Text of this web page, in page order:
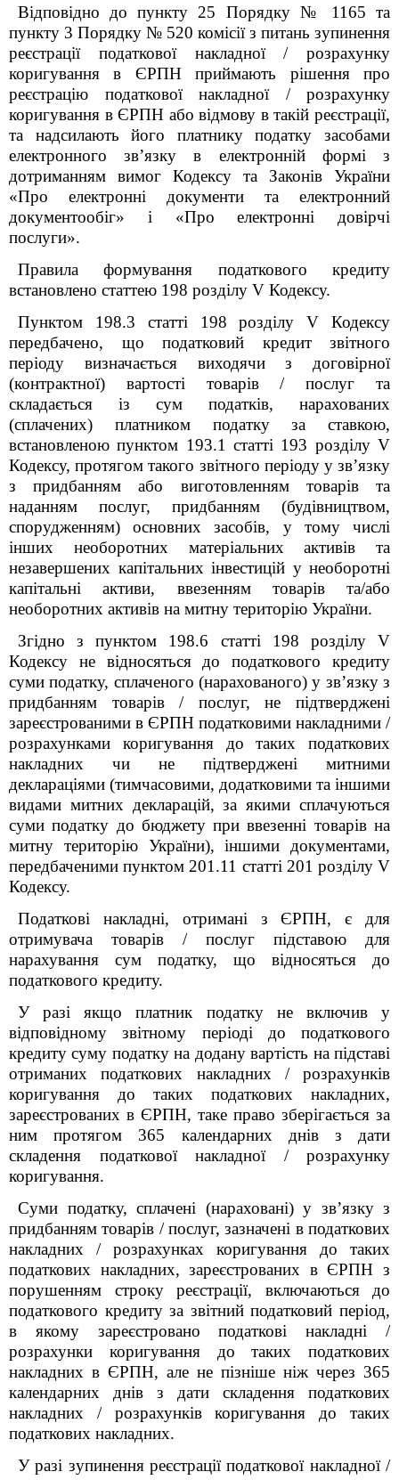
Відповідно до пункту 25 Порядку № 1165 та
пункту 3 Порядку № 520 комісії з питань зупинення
реєстрації податкової накладної / розрахунку
коригування в ЄРПН приймають рішення про
реєстрацію податкової накладної / розрахунку
коригування в ЄРПН або відмову в такій реєстрації,
та надсилають його платнику податку засобами
електронного зв’язку в електронній формі з
дотриманням вимог Кодексу та Законів України
«Про електронні документи та електронний
документообіг» і «Про електронні довірчі
послуги».
Правила формування податкового кредиту
встановлено статтею 198 розділу V Кодексу.
Пунктом 198.3 статті 198 розділу V Кодексу
передбачено, що податковий кредит звітного
періоду визначається виходячи з договірної
(контрактної) вартості товарів / послуг та
складається із сум податків, нарахованих
(сплачених) платником податку за ставкою,
встановленою пунктом 193.1 статті 193 розділу V
Кодексу, протягом такого звітного періоду у зв’язку
з придбанням або виготовленням товарів та
наданням послуг, придбанням (будівництвом,
спорудженням) основних засобів, у тому числі
інших необоротних матеріальних активів та
незавершених капітальних інвестицій у необоротні
капітальні активи, ввезенням товарів та/або
необоротних активів на митну територію України.
Згідно з пунктом 198.6 статті 198 розділу V
Кодексу не відносяться до податкового кредиту
суми податку, сплаченого (нарахованого) у зв’язку з
придбанням товарів / послуг, не підтверджені
зареєстрованими в ЄРПН податковими накладними /
розрахунками коригування до таких податкових
накладних чи не підтверджені митними
деклараціями (тимчасовими, додатковими та іншими
видами митних декларацій, за якими сплачуються
суми податку до бюджету при ввезенні товарів на
митну територію України), іншими документами,
передбаченими пунктом 201.11 статті 201 розділу V
Кодексу.
Податкові накладні, отримані з ЄРПН, є для
отримувача товарів / послуг підставою для
нарахування сум податку, що відносяться до
податкового кредиту.
У разі якщо платник податку не включив у
відповідному звітному періоді до податкового
кредиту суму податку на додану вартість на підставі
отриманих податкових накладних / розрахунків
коригування до таких податкових накладних,
зареєстрованих в ЄРПН, таке право зберігається за
ним протягом 365 календарних днів з дати
складення податкової накладної / розрахунку
коригування.
Суми податку, сплачені (нараховані) у зв’язку з
придбанням товарів / послуг, зазначені в податкових
накладних / розрахунках коригування до таких
податкових накладних, зареєстрованих в ЄРПН з
порушенням строку реєстрації, включаються до
податкового кредиту за звітний податковий період,
в якому зареєстровано податкові накладні /
розрахунки коригування до таких податкових
накладних в ЄРПН, але не пізніше ніж через 365
календарних днів з дати складення податкових
накладних / розрахунків коригування до таких
податкових накладних.
У разі зупинення реєстрації податкової накладної /